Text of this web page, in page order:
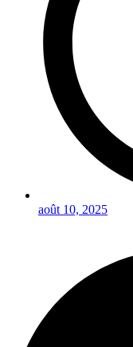
août 10, 2025